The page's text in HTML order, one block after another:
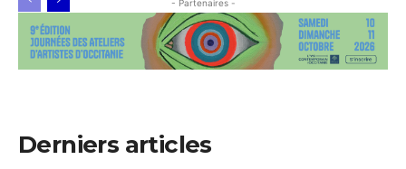
- Partenaires -
Derniers articles